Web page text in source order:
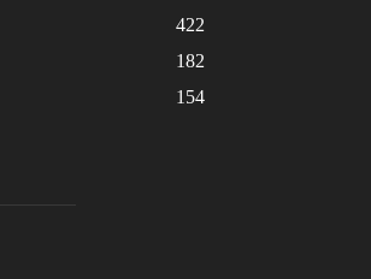
422
182
154